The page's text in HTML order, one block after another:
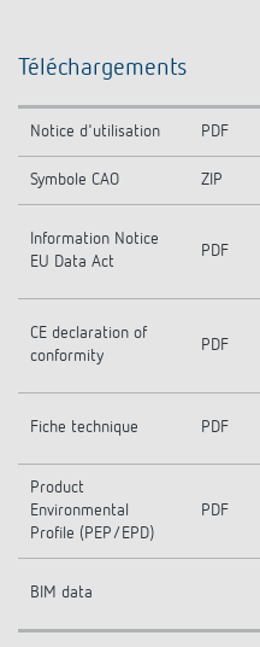
Téléchargements
Notice d'utilisation PDF
Symbole CAO ZIP
Information Notice
EU Data Act
PDF
CE declaration of
conformity
PDF
Fiche technique PDF
Product
Environmental
Profile (PEP/EPD)
PDF
BIM data